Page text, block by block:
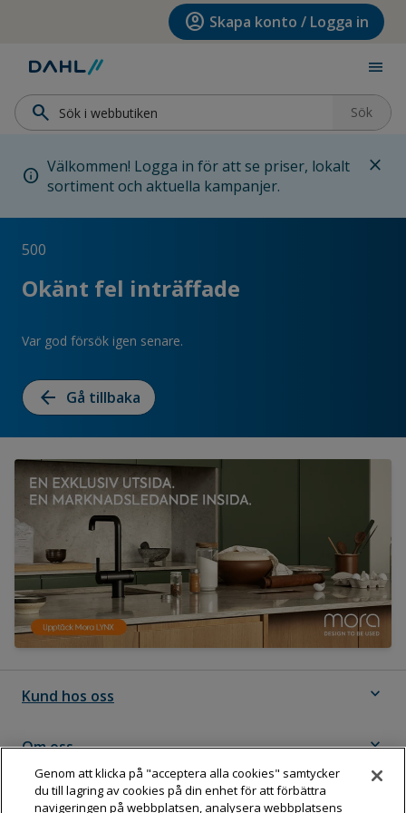
Hoppa till huvudinnehållet account_circle Skapa konto / Logga in
menu
search Sök
info Välkommen! Logga in för att se priser, lokalt
sortiment och aktuella kampanjer.
close
500
Okänt fel inträffade
Var god försök igen senare.
arrow_back Gå tillbaka
Kund hos oss expand_more
Om oss expand_more
Följ Dahl
Genom att klicka på "acceptera alla cookies" samtycker
du till lagring av cookies på din enhet för att förbättra
navigeringen på webbplatsen, analysera webbplatsens